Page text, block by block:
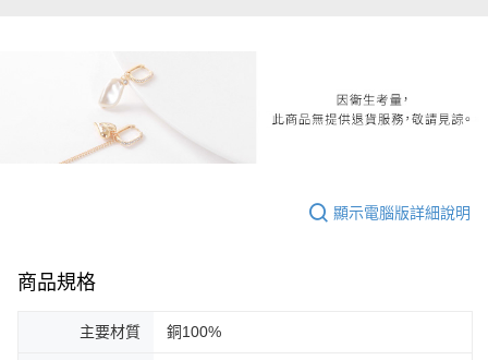
顯示電腦版詳細說明
商品規格
主要材質 銅100%